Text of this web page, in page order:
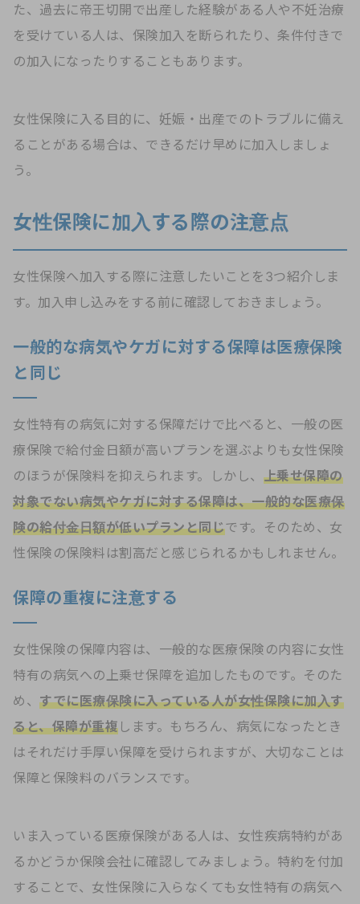
た、過去に帝王切開で出産した経験がある人や不妊治療
を受けている人は、保険加入を断られたり、条件付きで
の加入になったりすることもあります。
女性保険に入る目的に、妊娠・出産でのトラブルに備え
ることがある場合は、できるだけ早めに加入しましょ
う。
女性保険に加入する際の注意点
女性保険へ加入する際に注意したいことを3つ紹介しま
す。加入申し込みをする前に確認しておきましょう。
一般的な病気やケガに対する保障は医療保険
と同じ
女性特有の病気に対する保障だけで比べると、一般の医
療保険で給付金日額が高いプランを選ぶよりも女性保険
のほうが保険料を抑えられます。しかし、 上乗せ保障の
対象でない病気やケガに対する保障は、一般的な医療保
険の給付金日額が低いプランと同じです。そのため、女
性保険の保険料は割高だと感じられるかもしれません。
保障の重複に注意する
女性保険の保障内容は、一般的な医療保険の内容に女性
特有の病気への上乗せ保障を追加したものです。そのた
め、 すでに医療保険に入っている人が女性保険に加入す
ると、保障が重複 します。もちろん、病気になったとき
はそれだけ手厚い保障を受けられますが、大切なことは
保障と保険料のバランスです。
いま入っている医療保険がある人は、女性疾病特約があ
るかどうか保険会社に確認してみましょう。特約を付加
することで、女性保険に入らなくても女性特有の病気へ